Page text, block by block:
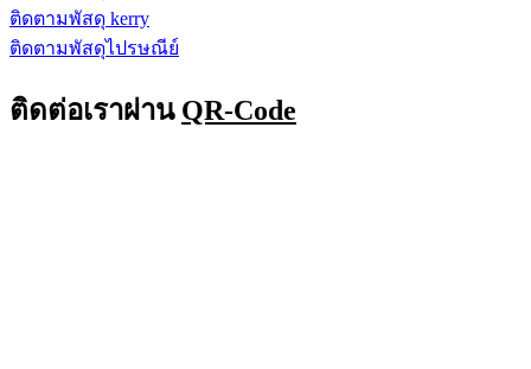
ติดตามพัสดุ kerry
ติดตามพัสดุไปรษณีย์
ติดต่อเราผ่าน QR-Code